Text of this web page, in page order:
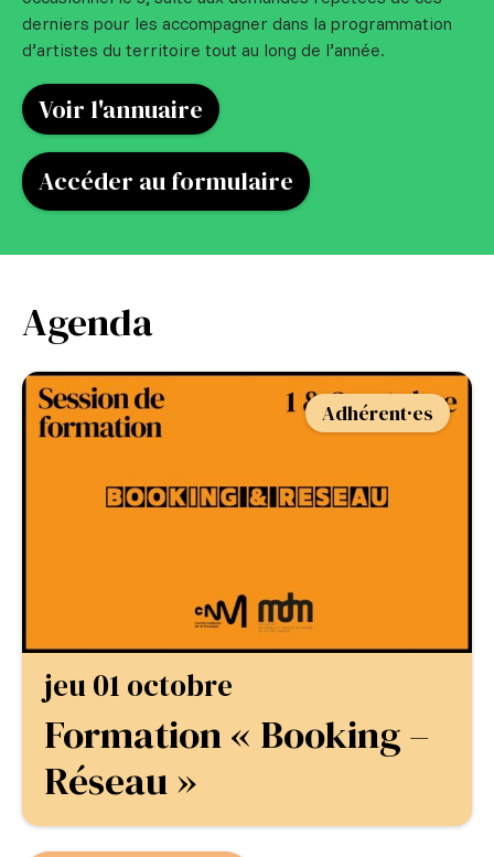
derniers pour les accompagner dans la programmation
d’artistes du territoire tout au long de l’année.
Voir l'annuaire
Accéder au formulaire
Agenda
Adhérent·es
jeu 01 octobre
Formation « Booking –
Réseau »